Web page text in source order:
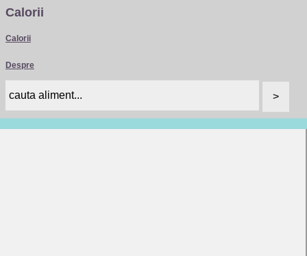
Calorii
Calorii
Despre